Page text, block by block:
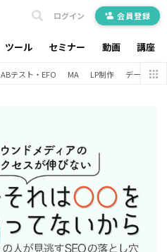
ツール セミナー 動画 講座
ログイン 会員登録
ABテスト・EFO MA LP制作 データ分析